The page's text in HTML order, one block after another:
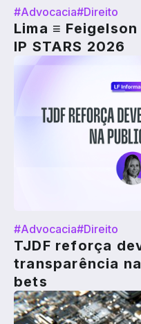
#Advocacia#Direito
Lima ≡
IP STARS 2026
#Advocacia#Direito
TJDF reforça
transparência
bets